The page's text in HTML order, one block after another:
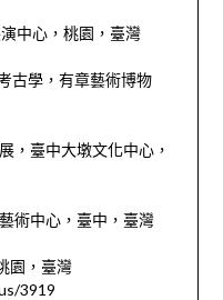
中心，桃園，臺灣
古學，有章藝術博物
，臺中大墩文化中心，
術中心，臺中，臺灣
園，臺灣
3919